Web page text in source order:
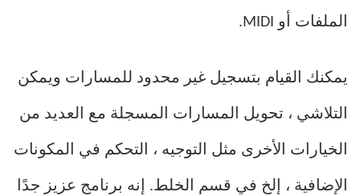
الملفات أو MIDI.
يمكنك القيام بتسجيل غير محدود للمسارات ويمكن
التلاشي ، تحويل المسارات المسجلة مع العديد من
الخيارات الأخرى مثل التوجيه ، التحكم في المكونات
الإضافية ، إلخ في قسم الخلط. إنه برنامج عزيز جدًا